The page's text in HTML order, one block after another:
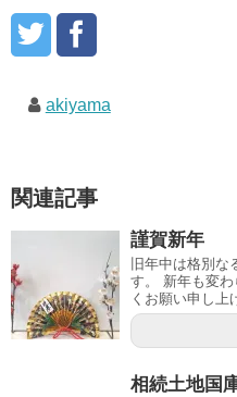
akiyama
関連記事
謹賀新年
旧年中は格別
す。 新年も変
くお願い申し上
相続土地国